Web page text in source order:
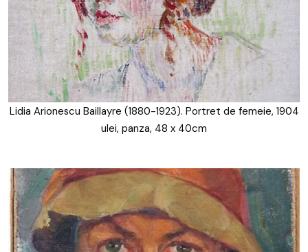
Lidia Arionescu Baillayre (1880-1923). Portret de femeie, 1904
ulei, panza, 48 x 40cm